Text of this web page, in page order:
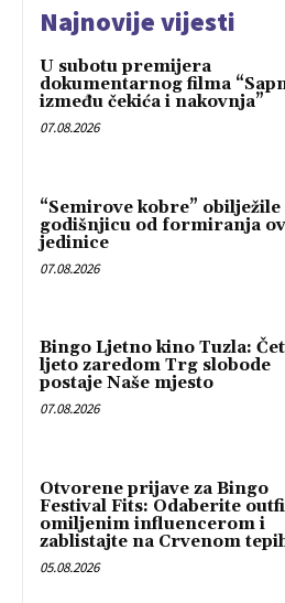
Najnovije vijesti
U subotu premijera
dokumentarnog filma
između čekića i nakovnja”
07.08.2026
“Semirove kobre” obilježile
godišnjicu od formiranja
jedinice
07.08.2026
Bingo Ljetno kino Tuzla:
ljeto zaredom Trg slobode
postaje Naše mjesto
07.08.2026
Otvorene prijave za Bingo
Festival Fits: Odaberite
omiljenim influencerom i
zablistajte na Crvenom
05.08.2026